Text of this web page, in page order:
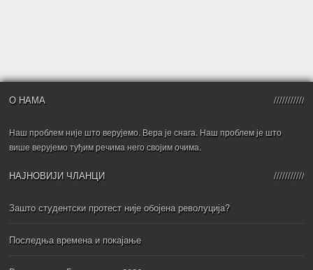
О НАМА
Наш проблем није што верујемо. Вера је снага. Наш проблем је што
више верујемо туђим речима него својим очима.
НАЈНОВИЈИ ЧЛАНЦИ
Зашто студентски протест није обојена револуција?
Последња времена и покајање